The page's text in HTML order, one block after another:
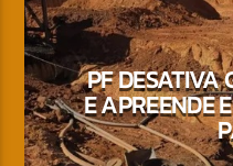
PF DESATIVA
E APREENDE